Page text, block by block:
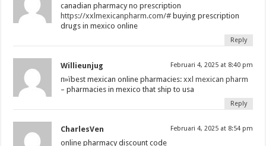
canadian pharmacy no prescription
https://xxlmexicanpharm.com/# buying prescription
drugs in mexico online
Reply
Willieunjug Februari 4, 2025 at 8:40 pm
п»їbest mexican online pharmacies:xxl mexican pharm
– pharmacies in mexico that ship to usa
Reply
CharlesVen Februari 4, 2025 at 8:54 pm
online pharmacy discount code